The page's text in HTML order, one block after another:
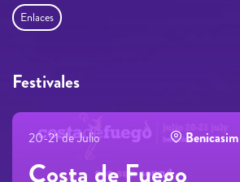
Enlaces
Festivales
20-21 de Julio Benicasim
Costa de Fuego